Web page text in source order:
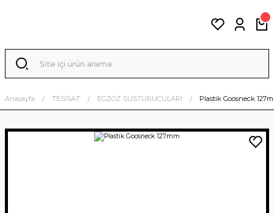
Anasayfa TESİSAT EGZOZ SUSTURUCULARI Plastik Goosneck